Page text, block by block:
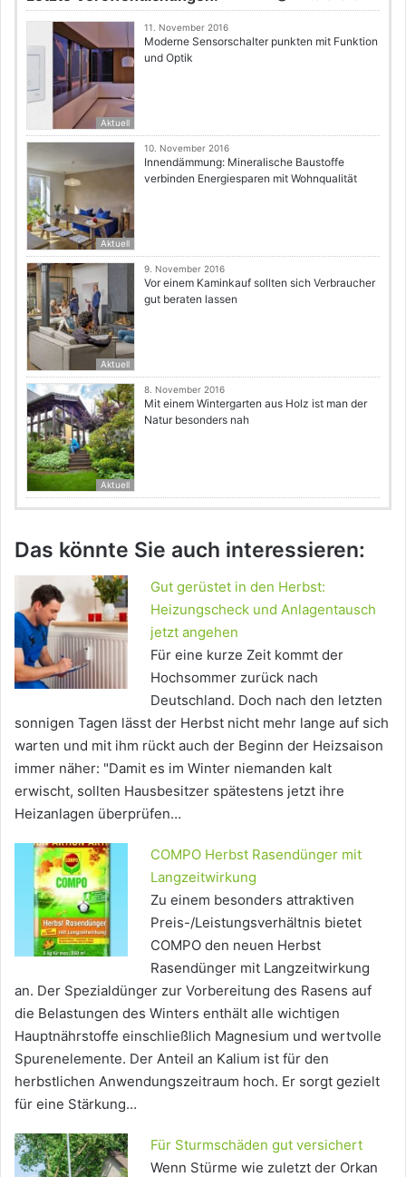
Aktuell
11. November 2016
Moderne Sensorschalter punkten mit Funktion
und Optik
Aktuell
10. November 2016
Innendämmung: Mineralische Baustoffe
verbinden Energiesparen mit Wohnqualität
Aktuell
9. November 2016
Vor einem Kaminkauf sollten sich Verbraucher
gut beraten lassen
Aktuell
8. November 2016
Mit einem Wintergarten aus Holz ist man der
Natur besonders nah
Das könnte Sie auch interessieren:
Gut gerüstet in den Herbst:
Heizungscheck und Anlagentausch
jetzt angehen
Für eine kurze Zeit kommt der
Hochsommer zurück nach
Deutschland. Doch nach den letzten
sonnigen Tagen lässt der Herbst nicht mehr lange auf sich
warten und mit ihm rückt auch der Beginn der Heizsaison
immer näher: "Damit es im Winter niemanden kalt
erwischt, sollten Hausbesitzer spätestens jetzt ihre
Heizanlagen überprüfen…
COMPO Herbst Rasendünger mit
Langzeitwirkung
Zu einem besonders attraktiven
Preis-/Leistungsverhältnis bietet
COMPO den neuen Herbst
Rasendünger mit Langzeitwirkung
an. Der Spezialdünger zur Vorbereitung des Rasens auf
die Belastungen des Winters enthält alle wichtigen
Hauptnährstoffe einschließlich Magnesium und wertvolle
Spurenelemente. Der Anteil an Kalium ist für den
herbstlichen Anwendungszeitraum hoch. Er sorgt gezielt
für eine Stärkung…
Für Sturmschäden gut versichert
Wenn Stürme wie zuletzt der Orkan